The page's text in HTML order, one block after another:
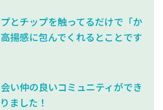
とチップを触ってるだけで「か
揚感に包んでくれるとことです
い仲の良いコミュニティができ
ました！